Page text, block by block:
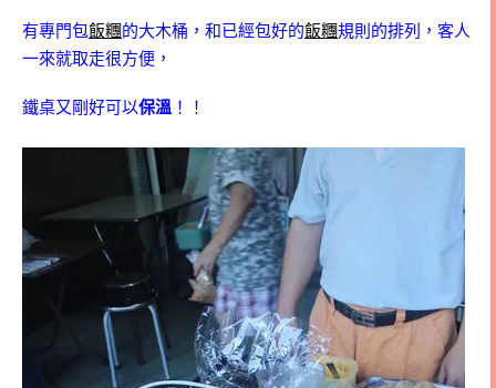
有專門包飯糰的大木桶，和已經包好的飯糰規則的排列，客人
一來就取走很方便，
鐵桌又剛好可以保溫 ！！